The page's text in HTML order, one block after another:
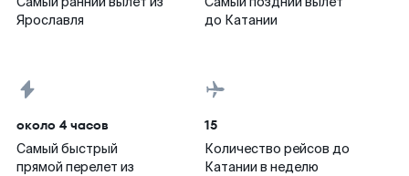
Ярославля
до Катании
около 4 часов
Самый быстрый
прямой перелет из
15
Количество рейсов до
Катании в неделю